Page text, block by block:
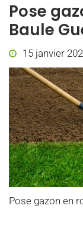
Pose
Baule
15 janvier
Pose gazon en